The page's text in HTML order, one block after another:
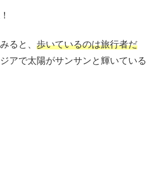
ると、 歩いているのは旅行者だ
アで太陽がサンサンと輝いている